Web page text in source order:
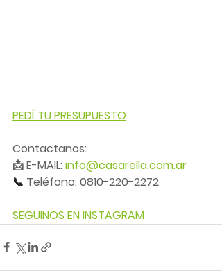
PEDÍ TU PRESUPUESTO
Contactanos:
📩 E-MAIL: info@casarella.com.ar
📞 Teléfono: 0810-220-2272
SEGUINOS EN INSTAGRAM